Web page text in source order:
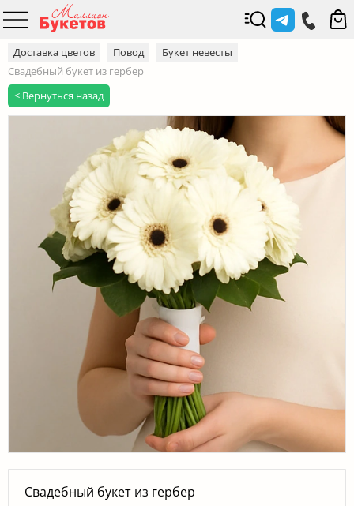
Доставка цветов Повод
Букет невесты
Свадебный букет из гербер
< Вернуться назад
Свадебный букет из гербер